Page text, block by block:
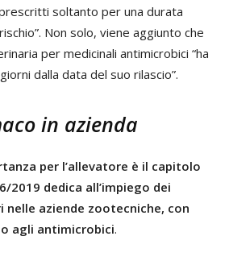
soltanto per una durata
Non solo, viene aggiunto che
per medicinali antimicrobici “ha
dalla data del suo rilascio”.
in azienda
per l’allevatore è il capitolo
2019 dedica all’impiego dei
nelle aziende zootecniche, con
agli antimicrobici.